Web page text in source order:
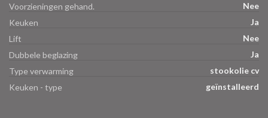
Voorzieningen gehand.
Nee
Keuken
Ja
Lift
Nee
Dubbele beglazing
Ja
Type verwarming
stookolie cv
Keuken - type
geïnstalleerd